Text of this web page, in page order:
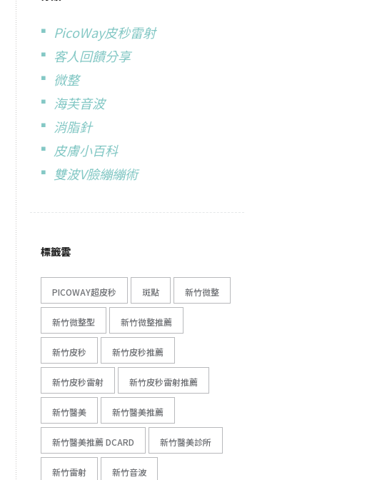
PicoWay皮秒雷射
客人回饋分享
微整
海芙音波
消脂針
皮膚小百科
雙波V臉繃繃術
標籤雲
PICOWAY超皮秒 斑點 新竹微整
新竹微整型 新竹微整推薦
新竹皮秒 新竹皮秒推薦
新竹皮秒雷射 新竹皮秒雷射推薦
新竹醫美 新竹醫美推薦
新竹醫美推薦 DCARD 新竹醫美診所
新竹雷射 新竹音波